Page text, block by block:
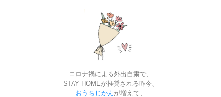
コロナ禍による外出自粛で、
STAY HOMEが推奨される昨今、
おうちじかんが増えて、